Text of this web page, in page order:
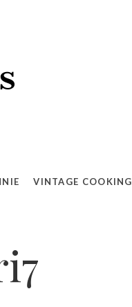
VINTAGE COOKING